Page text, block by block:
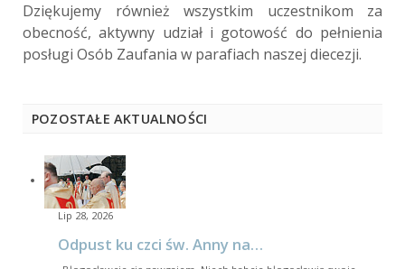
Dziękujemy również wszystkim uczestnikom za
obecność, aktywny udział i gotowość do pełnienia
posługi Osób Zaufania w parafiach naszej diecezji.
POZOSTAŁE AKTUALNOŚCI
Lip 28, 2026
Odpust ku czci św. Anny na…